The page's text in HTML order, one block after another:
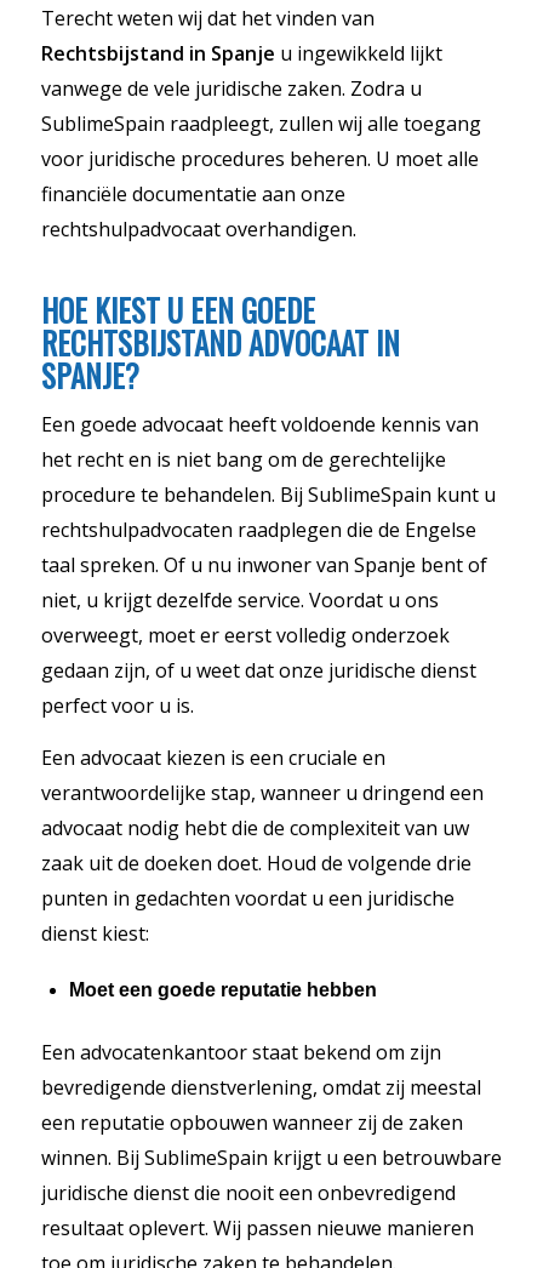
Terecht weten wij dat het vinden van
Rechtsbijstand in Spanje u ingewikkeld lijkt
vanwege de vele juridische zaken. Zodra u
SublimeSpain raadpleegt, zullen wij alle toegang
voor juridische procedures beheren. U moet alle
financiële documentatie aan onze
rechtshulpadvocaat overhandigen.
HOE KIEST U EEN GOEDE
RECHTSBIJSTAND ADVOCAAT IN
SPANJE?
Een goede advocaat heeft voldoende kennis van
het recht en is niet bang om de gerechtelijke
procedure te behandelen. Bij SublimeSpain kunt u
rechtshulpadvocaten raadplegen die de Engelse
taal spreken. Of u nu inwoner van Spanje bent of
niet, u krijgt dezelfde service. Voordat u ons
overweegt, moet er eerst volledig onderzoek
gedaan zijn, of u weet dat onze juridische dienst
perfect voor u is.
Een advocaat kiezen is een cruciale en
verantwoordelijke stap, wanneer u dringend een
advocaat nodig hebt die de complexiteit van uw
zaak uit de doeken doet. Houd de volgende drie
punten in gedachten voordat u een juridische
dienst kiest:
Moet een goede reputatie hebben
Een advocatenkantoor staat bekend om zijn
bevredigende dienstverlening, omdat zij meestal
een reputatie opbouwen wanneer zij de zaken
winnen. Bij SublimeSpain krijgt u een betrouwbare
juridische dienst die nooit een onbevredigend
resultaat oplevert. Wij passen nieuwe manieren
toe om juridische zaken te behandelen.